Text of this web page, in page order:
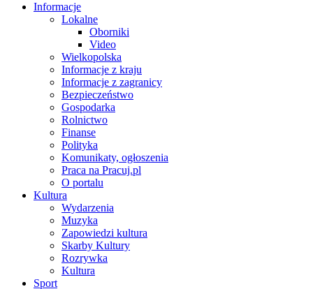
Informacje
Lokalne
Oborniki
Video
Wielkopolska
Informacje z kraju
Informacje z zagranicy
Bezpieczeństwo
Gospodarka
Rolnictwo
Finanse
Polityka
Komunikaty, ogłoszenia
Praca na Pracuj.pl
O portalu
Kultura
Wydarzenia
Muzyka
Zapowiedzi kultura
Skarby Kultury
Rozrywka
Kultura
Sport